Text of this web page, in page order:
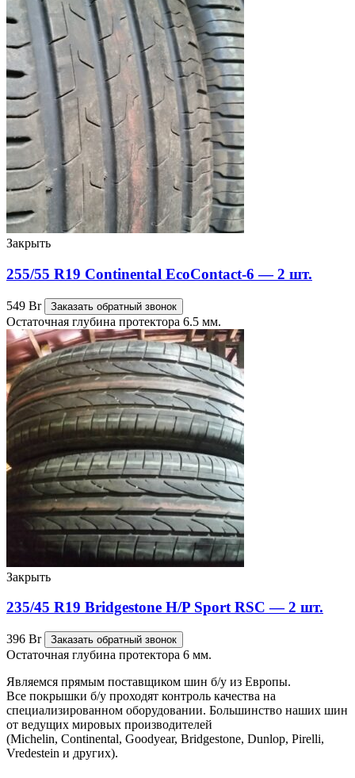
Закрыть
255/55 R19 Continental EcoContact-6 — 2 шт.
549 Br Заказать обратный звонок
Остаточная глубина протектора 6.5 мм.
Закрыть
235/45 R19 Bridgestone H/P Sport RSC — 2 шт.
396 Br Заказать обратный звонок
Остаточная глубина протектора 6 мм.
Являемся прямым поставщиком шин б/у из Европы.
Все покрышки б/у проходят контроль качества на
специализированном оборудовании. Большинство наших шин
от ведущих мировых производителей
(Michelin, Continental, Goodyear, Bridgestone, Dunlop, Pirelli,
Vredestein и других).